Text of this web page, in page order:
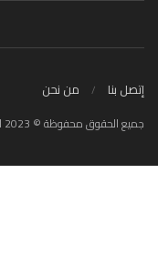
إتصل بنا من نحن
جميع الحقوق محفوظة © 2023 لـ عقيدتي - يُدار بواسطة إدارة التحول الرقمي.